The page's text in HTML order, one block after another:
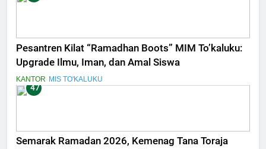
Pesantren Kilat “Ramadhan Boots” MIM To’kaluku:
Upgrade Ilmu, Iman, dan Amal Siswa
KANTOR MIS TO'KALUKU
47
Semarak Ramadan 2026, Kemenag Tana Toraja